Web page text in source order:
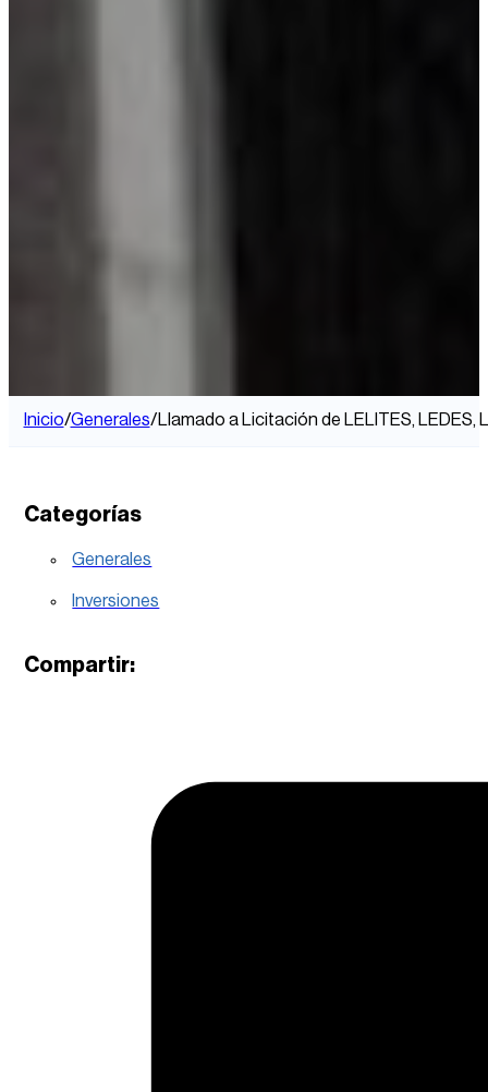
Inicio/Generales/Llamado a Licitación de LELITES, LEDES,
Categorías
Generales
Inversiones
Compartir: